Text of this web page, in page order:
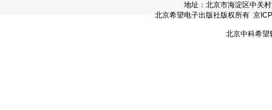
地址：北京市海淀区中关
北京希望电子出版社版权所有 京
北京中科希望